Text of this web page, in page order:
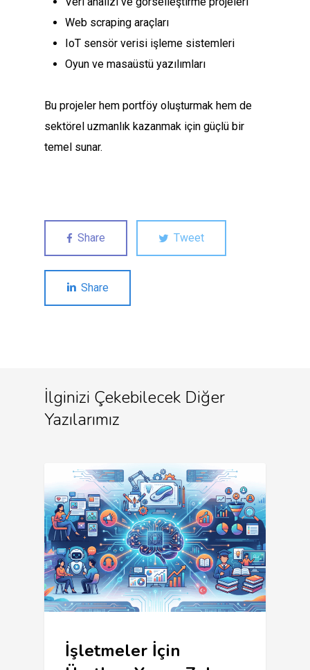
Web scraping araçları
IoT sensör verisi işleme sistemleri
Oyun ve masaüstü yazılımları
Bu projeler hem portföy oluşturmak hem de
sektörel uzmanlık kazanmak için güçlü bir
temel sunar.
Share Tweet
Share
İlginizi Çekebilecek Diğer
Yazılarımız
İşletmeler İçin